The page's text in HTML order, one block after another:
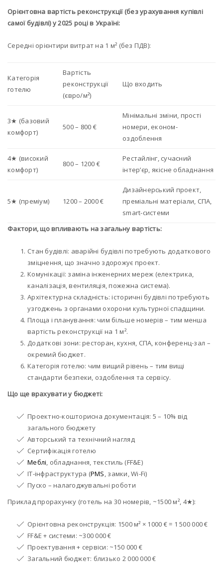
Орієнтовна вартість реконструкції (без урахування купівлі
самої будівлі) у 2025 році в Україні:
Середні орієнтири витрат на 1 м² (без ПДВ):
Категорія
готелю
Вартість
реконструкції
(євро/м²)
Що входить
3★ (базовий
комфорт)
500 – 800 €
Мінімальні зміни, прості
номери, економ-
оздоблення
4★ (високий
комфорт)
800 – 1200 €
Рестайлінг, сучасний
інтер’єр, якісне обладнання
5★ (преміум) 1200 – 2000 €
Дизайнерський проект,
преміальні матеріали, СПА,
smart-системи
Фактори, що впливають на загальну вартість:
Стан будівлі: аварійні будівлі потребують додаткового
зміцнення, що значно здорожує проект.
Комунікації: заміна інженерних мереж (електрика,
каналізація, вентиляція, пожежна система).
Архітектурна складність: історичні будівлі потребують
узгоджень з органами охорони культурної спадщини.
Площа і планування: чим більше номерів – тим менша
вартість реконструкції на 1 м².
Додаткові зони: ресторан, кухня, СПА, конференц-зал –
окремий бюджет.
Категорія готелю: чим вищий рівень – тим вищі
стандарти безпеки, оздоблення та сервісу.
Що ще врахувати у бюджеті:
Проектно-кошторисна документація: 5 – 10% від
загального бюджету
Авторський та технічний нагляд
Сертифікація готелю
Меблі, обладнання, текстиль (FF&E)
IT-інфраструктура (PMS, замки, Wi-Fi)
Пуско – налагоджувальні роботи
Приклад прорахунку (готель на 30 номерів, ~1500 м², 4★):
Орієнтовна реконструкція: 1500 м² × 1000 € = 1 500 000 €
FF&E + системи: ~300 000 €
Проектування + сервіси: ~150 000 €
Загальний бюджет: близько 2 000 000 €